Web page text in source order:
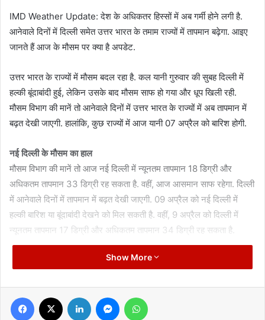
IMD Weather Update: देश के अधिकतर हिस्सों में अब गर्मी होने लगी है.
आनेवाले दिनों में दिल्ली समेत उत्तर भारत के तमाम राज्यों में तापमान बढ़ेगा. आइए
जानते हैं आज के मौसम पर क्या है अपडेट.
उत्तर भारत के राज्यों में मौसम बदल रहा है. कल यानी गुरुवार की सुबह दिल्ली में
हल्की बूंदाबांदी हुई, लेकिन उसके बाद मौसम साफ हो गया और धूप खिली रही.
मौसम विभाग की मानें तो आनेवाले दिनों में उत्तर भारत के राज्यों में अब तापमान में
बढ़त देखी जाएगी. हालांकि, कुछ राज्यों में आज यानी 07 अप्रैल को बारिश होगी.
नई दिल्ली के मौसम का हाल
मौसम विभाग की मानें तो आज नई दिल्ली में न्यूनतम तापमान 18 डिग्री और
अधिकतम तापमान 33 डिग्री रह सकता है. वहीं, आज आसमान साफ रहेगा. दिल्ली
में आनेवाले दिनों में तापमान में बढ़त देखी जाएगी. 09 अप्रैल को नई दिल्ली में
हल्की बारिश या बूंदाबांदी देखने को मिल सकती है. वहीं, 9 अप्रैल को दिल्ली में
न्यूनतम तापमान 17 डिग्री और अधिकतम तापमान 34 डिग्री रह सकता है.
अधिकतम तापमान 36 डिग्री रह सकता है. वहीं, लखनऊ में भी आज आसमान
साफ रहने की उम्मीद है. मौसम विभाग की मानें तो लखनऊ में आनेवाले दिनों में
Show More
Facebook LinkedIn Messenger